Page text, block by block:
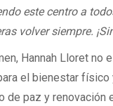
este centro a
volver siempre.
Hannah Lloret no
el bienestar
de paz y renovación